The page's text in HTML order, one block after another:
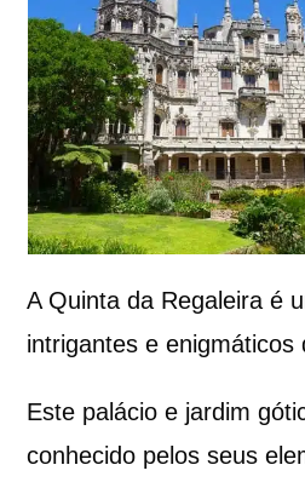
A Quinta da Regaleira é
intrigantes e enigmáticos
Este palácio e jardim
conhecido pelos seus